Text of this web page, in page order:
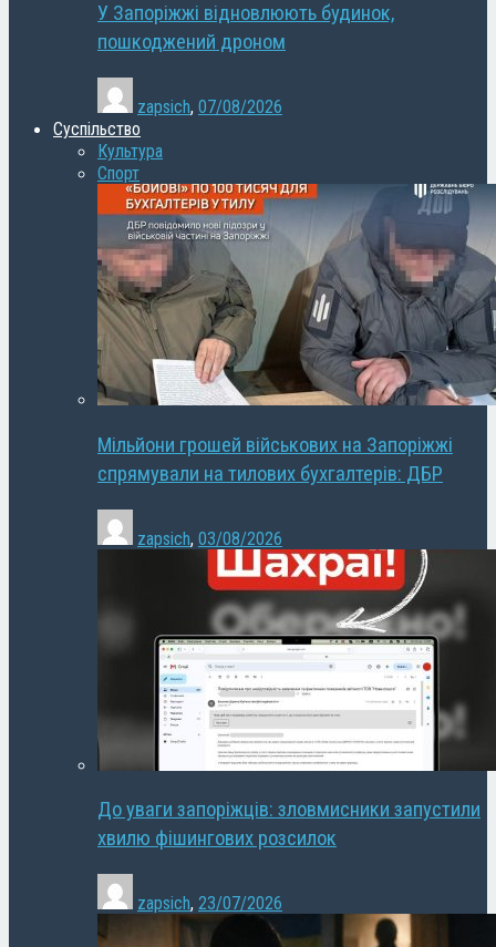
У Запоріжжі відновлюють будинок,
пошкоджений дроном
zapsich, 07/08/2026
Суспільство
Культура
Спорт
Мільйони грошей військових на Запоріжжі
спрямували на тилових бухгалтерів: ДБР
zapsich, 03/08/2026
До уваги запоріжців: зловмисники запустили
хвилю фішингових розсилок
zapsich, 23/07/2026